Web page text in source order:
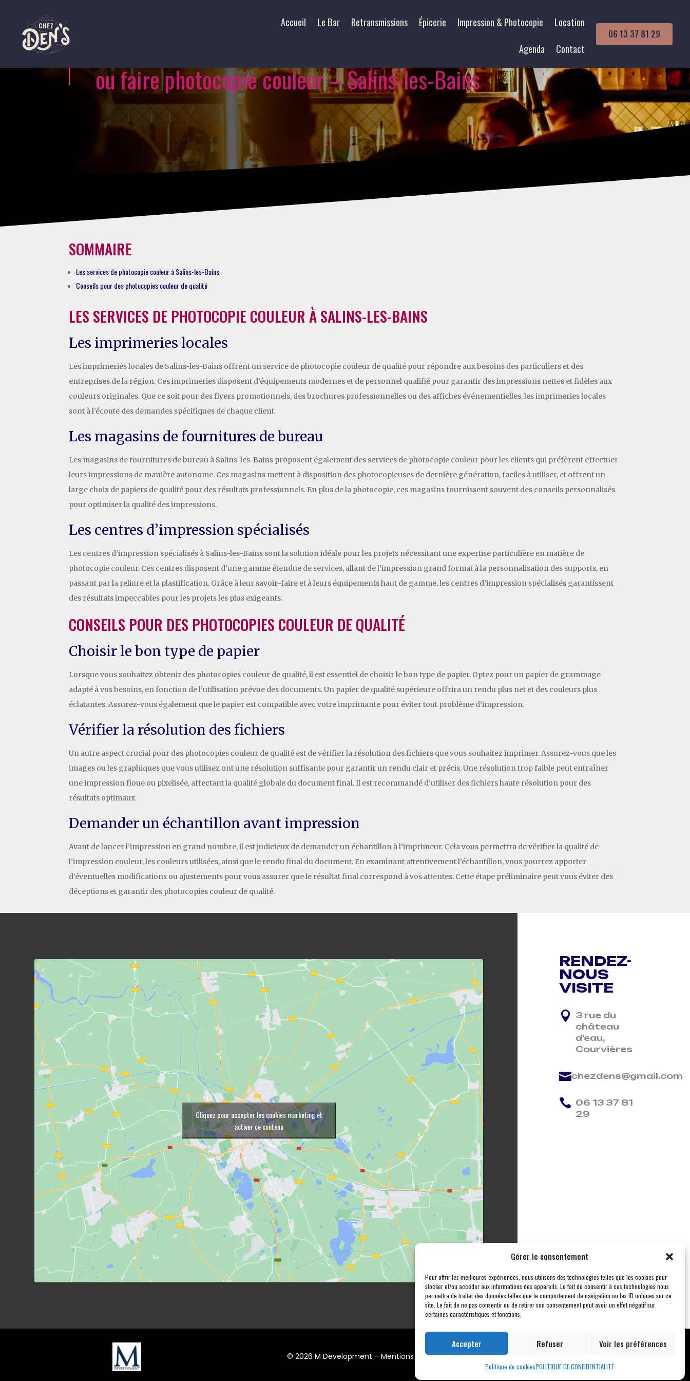
Gérer le consentement
Pour offrir les meilleures expériences, nous utilisons des technologies telles que les cookies pour
stocker et/ou accéder aux informations des appareils. Le fait de consentir à ces technologies nous
permettra de traiter des données telles que le comportement de navigation ou les ID uniques sur ce
site. Le fait de ne pas consentir ou de retirer son consentement peut avoir un effet négatif sur
certaines caractéristiques et fonctions.
Accepter Refuser Voir les préférences
Politique de cookiesPOLITIQUE DE CONFIDENTIALITÉ
Accueil Le Bar Retransmissions Épicerie Impression & Photocopie
Location
Agenda
Contact
06 13 37 81 29
ou faire photocopie couleur – Salins-les-Bains
SOMMAIRE
Les services de photocopie couleur à Salins-les-Bains
Conseils pour des photocopies couleur de qualité
LES SERVICES DE PHOTOCOPIE COULEUR À SALINS-LES-BAINS
Les imprimeries locales
Les imprimeries locales de Salins-les-Bains offrent un service de photocopie couleur de qualité pour répondre aux besoins des particuliers et des
entreprises de la région. Ces imprimeries disposent d’équipements modernes et de personnel qualifié pour garantir des impressions nettes et fidèles aux
couleurs originales. Que ce soit pour des flyers promotionnels, des brochures professionnelles ou des affiches événementielles, les imprimeries locales
sont à l’écoute des demandes spécifiques de chaque client.
Les magasins de fournitures de bureau
Les magasins de fournitures de bureau à Salins-les-Bains proposent également des services de photocopie couleur pour les clients qui préfèrent effectuer
leurs impressions de manière autonome. Ces magasins mettent à disposition des photocopieuses de dernière génération, faciles à utiliser, et offrent un
large choix de papiers de qualité pour des résultats professionnels. En plus de la photocopie, ces magasins fournissent souvent des conseils personnalisés
pour optimiser la qualité des impressions.
Les centres d’impression spécialisés
Les centres d’impression spécialisés à Salins-les-Bains sont la solution idéale pour les projets nécessitant une expertise particulière en matière de
photocopie couleur. Ces centres disposent d’une gamme étendue de services, allant de l’impression grand format à la personnalisation des supports, en
passant par la reliure et la plastification. Grâce à leur savoir-faire et à leurs équipements haut de gamme, les centres d’impression spécialisés garantissent
des résultats impeccables pour les projets les plus exigeants.
CONSEILS POUR DES PHOTOCOPIES COULEUR DE QUALITÉ
Choisir le bon type de papier
Lorsque vous souhaitez obtenir des photocopies couleur de qualité, il est essentiel de choisir le bon type de papier. Optez pour un papier de grammage
adapté à vos besoins, en fonction de l’utilisation prévue des documents. Un papier de qualité supérieure offrira un rendu plus net et des couleurs plus
éclatantes. Assurez-vous également que le papier est compatible avec votre imprimante pour éviter tout problème d’impression.
Vérifier la résolution des fichiers
Un autre aspect crucial pour des photocopies couleur de qualité est de vérifier la résolution des fichiers que vous souhaitez imprimer. Assurez-vous que les
images ou les graphiques que vous utilisez ont une résolution suffisante pour garantir un rendu clair et précis. Une résolution trop faible peut entraîner
une impression floue ou pixelisée, affectant la qualité globale du document final. Il est recommandé d’utiliser des fichiers haute résolution pour des
résultats optimaux.
Demander un échantillon avant impression
Avant de lancer l’impression en grand nombre, il est judicieux de demander un échantillon à l’imprimeur. Cela vous permettra de vérifier la qualité de
l’impression couleur, les couleurs utilisées, ainsi que le rendu final du document. En examinant attentivement l’échantillon, vous pourrez apporter
d’éventuelles modifications ou ajustements pour vous assurer que le résultat final correspond à vos attentes. Cette étape préliminaire peut vous éviter des
déceptions et garantir des photocopies couleur de qualité.
Cliquez pour accepter les cookies marketing et
activer ce contenu
RENDEZ-
NOUS
VISITE
 3 rue du
château
d'eau,
Courvières
chezdens@gmail.com
 06 13 37 81
29
© 2026 M Development – Mentions légales– Tous droits réservés –